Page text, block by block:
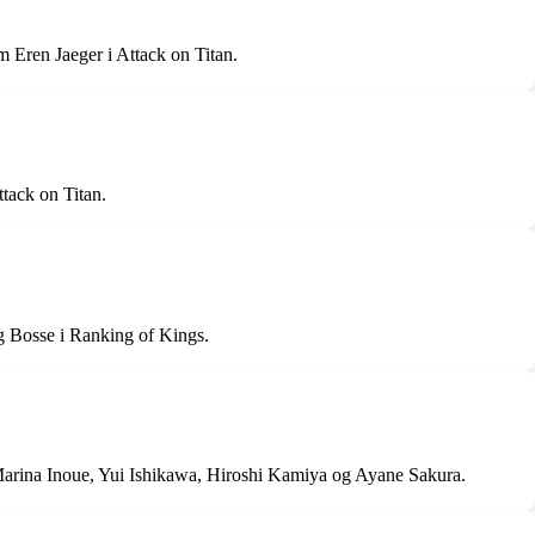
Eren Jaeger i Attack on Titan.
on Titan.
Bosse i Ranking of Kings.
Inoue, Yui Ishikawa, Hiroshi Kamiya og Ayane Sakura.